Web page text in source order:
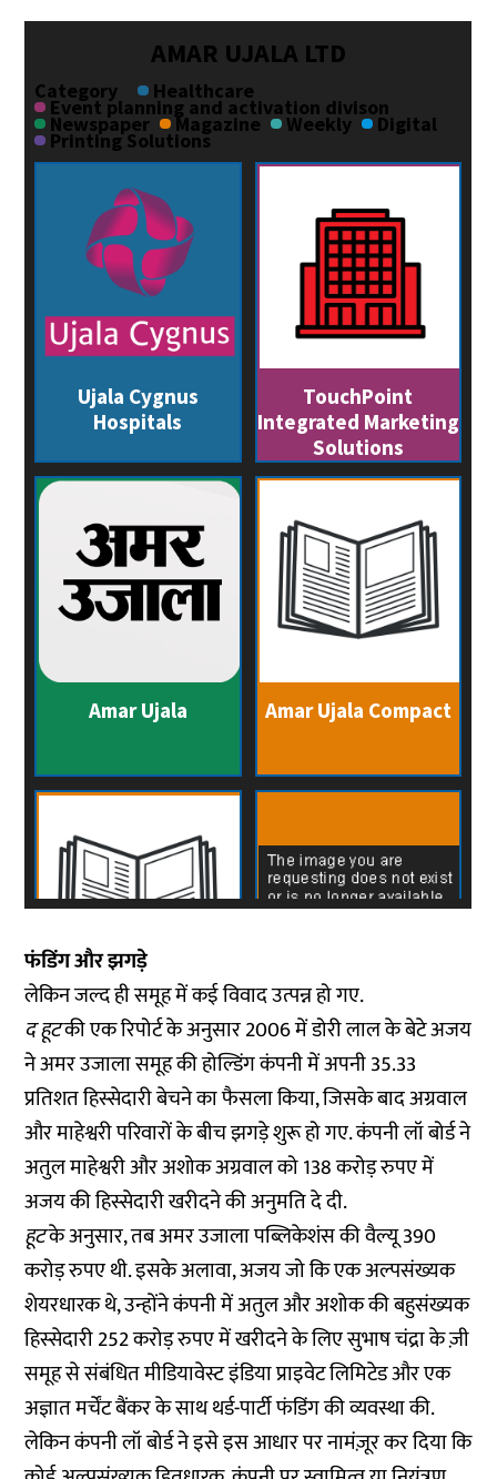
फंडिंग और झगड़े
लेकिन जल्द ही समूह में कई विवाद उत्पन्न हो गए.
द हूटकी एक रिपोर्ट के अनुसार2006 में डोरी लाल के बेटे अजय
ने अमर उजाला समूह की होल्डिंग कंपनी में अपनी 35.33
प्रतिशत हिस्सेदारी बेचने का फैसला किया, जिसके बाद अग्रवाल
और माहेश्वरी परिवारों के बीच झगड़े शुरू हो गए. कंपनी लॉ बोर्ड ने
अतुल माहेश्वरी और अशोक अग्रवाल को 138 करोड़ रुपए में
अजय की हिस्सेदारी खरीदने की अनुमति दे दी.
हूटके अनुसार, तब अमर उजाला पब्लिकेशंस की वैल्यू 390
करोड़ रुपए थी. इसके अलावा, अजय जो कि एक अल्पसंख्यक
शेयरधारक थे, उन्होंने कंपनी में अतुल और अशोक की बहुसंख्यक
हिस्सेदारी 252 करोड़ रुपए में खरीदने के लिए सुभाष चंद्रा के ज़ी
समूह से संबंधित मीडियावेस्ट इंडिया प्राइवेट लिमिटेड और एक
अज्ञात मर्चेंट बैंकर के साथ थर्ड-पार्टी फंडिंग की व्यवस्था की.
लेकिन कंपनी लॉ बोर्ड ने इसे इस आधार पर नामंज़ूर कर दिया कि